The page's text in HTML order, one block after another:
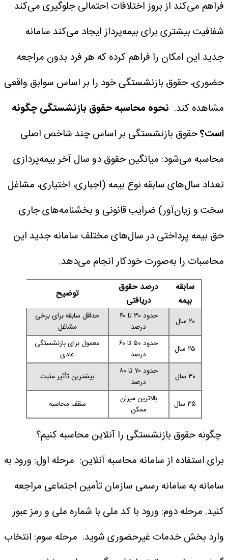
فراهم می‌کنداز بروز اختلافات احتمالی جلوگیری می‌کند
شفافیت بیشتری برای بیمه‌پرداز ایجاد می‌کندسامانه
جدید این امکان را فراهم کرده که هر فرد بدون مراجعه
حضوری، حقوق بازنشستگی خود را بر اساس سوابق واقعی
مشاهده کند. نحوه محاسبه حقوق بازنشستگی چگونه
است؟حقوق بازنشستگی بر اساس چند شاخص اصلی
محاسبه می‌شود: میانگین حقوق دو سال آخر بیمه‌پردازی
تعداد سال‌های سابقه نوع بیمه (اجباری، اختیاری، مشاغل
سخت و زیان‌آور) ضرایب قانونی و بخشنامه‌های جاری
حق بیمه پرداختی در سال‌های مختلف سامانه جدید این
محاسبات را به‌صورت خودکار انجام می‌دهد.
سابقه
بیمه
درصد حقوق
دریافتی
توضیح
۲۰ سال
حدود ۳۰ تا ۴۰
درصد
حداقل سابقه برای برخی
مشاغل
۲۵ سال
حدود ۵۰ تا ۶۰
درصد
معمول برای بازنشستگی
عادی
۳۰ سال
حدود ۷۰ تا ۸۰
درصد
بیشترین تأثیر مثبت
۳۵ سال
بالاترین میزان
ممکن
سقف محاسبه
چگونه حقوق بازنشستگی را آنلاین محاسبه کنیم؟
برای استفاده از سامانه محاسبه آنلاین: مرحله اول: ورود به
سامانه به سامانه رسمی سازمان تأمین اجتماعی مراجعه
کنید. مرحله دوم: ورود با کد ملی با شماره ملی و رمز عبور
وارد بخش خدمات غیرحضوری شوید. مرحله سوم: انتخاب